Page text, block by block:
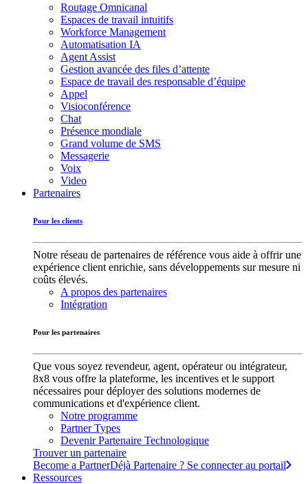
Routage Omnicanal
Espaces de travail intuitifs
Workforce Management
Automatisation IA
Agent Assist
Gestion avancée des files d’attente
Espace de travail des responsable d’équipe
Appel
Visioconférence
Chat
Présence mondiale
Grand volume de SMS
Messagerie
Voix
Video
Partenaires
Pour les clients
Notre réseau de partenaires de référence vous aide à offrir une
expérience client enrichie, sans développements sur mesure ni
coûts élevés.
A propos des partenaires
Intégration
Pour les partenaires
Que vous soyez revendeur, agent, opérateur ou intégrateur,
8x8 vous offre la plateforme, les incentives et le support
nécessaires pour déployer des solutions modernes de
communications et d'expérience client.
Notre programme
Partner Types
Devenir Partenaire Technologique
Trouver un partenaire
Become a PartnerDéjà Partenaire ? Se connecter au portail
Ressources